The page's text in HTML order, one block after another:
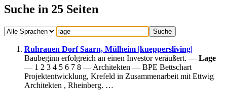
Suche in 25 Seiten
Ruhrauen Dorf Saarn, Mülheim |kueppersliving|
Baubeginn erfolgreich an einen Investor veräußert. — Lage
— 1 2 3 4 5 6 7 8 — Architekten — BPE Bettschart
Projektentwicklung, Krefeld in Zusammenarbeit mit Ettwig
Architekten , Rheinberg. …